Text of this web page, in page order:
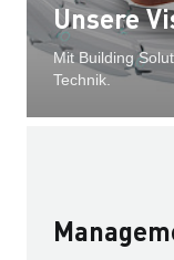
Unsere
Mit Building
Technik.